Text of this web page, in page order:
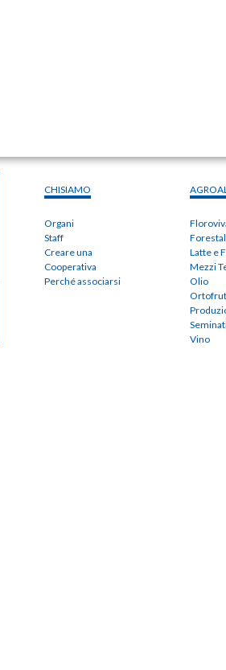
CHISIAMO
Organi
Staff
Creare una
Cooperativa
Perché associarsi
Latte e
Mezzi
Olio
Vino